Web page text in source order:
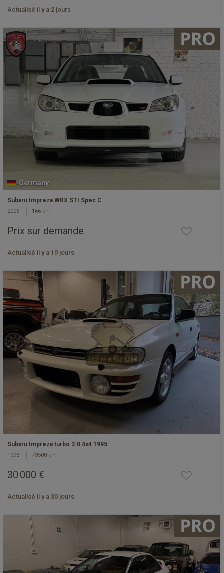
Actualisé il y a 2 jours
Germany
Subaru Impreza WRX STI Spec C
2006 166 km
Prix sur demande
Actualisé il y a 19 jours
Subaru Impreza turbo 2.0 4x4 1995
1995 73500 km
30 000 €
Actualisé il y a 30 jours